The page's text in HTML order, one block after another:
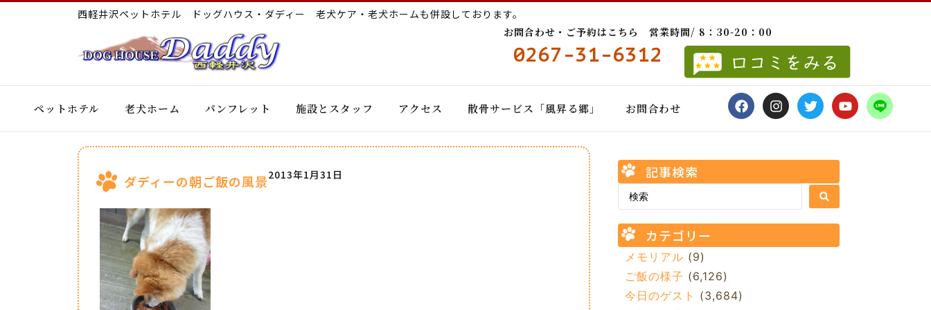
西軽井沢ペットホテル ドッグハウス・ダディー 老犬ケア・老犬ホームも併設しております。
お問合わせ・ご予約はこちら 営業時間/ 8：30-20：00
0267-31-6312
ペットホテル 老犬ホーム パンフレット 施設とスタッフ アクセス 散骨サービス「風昇る郷」 お問合わせ
ダディーの朝ご飯の風景2013年1月31日 記事検索
カテゴリー
メモリアル (9)
ご飯の様子 (6,126)
今日のゲスト (3,684)